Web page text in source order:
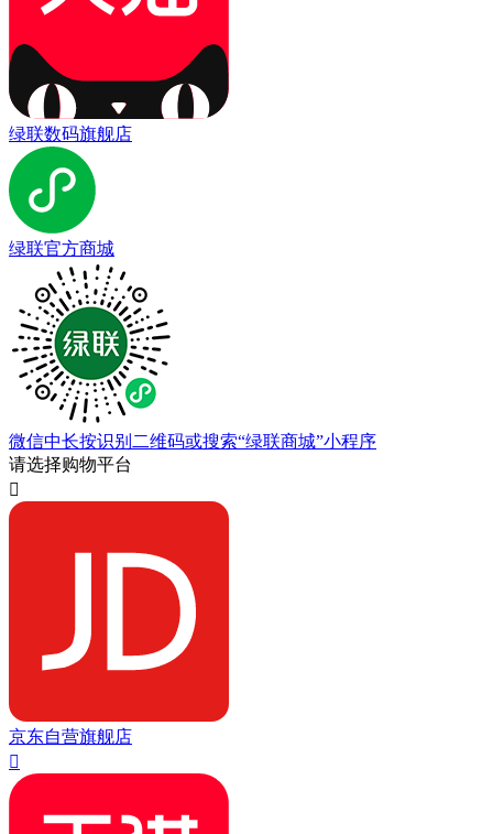
绿联数码旗舰店
绿联官方商城
微信中长按识别二维码或搜索“绿联商城”小程序
请选择购物平台

京东自营旗舰店
